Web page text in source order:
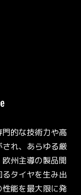
的な技術力や高
れ、あらゆる厳
州主導の製品開
タイヤを生み出
能を最大限に発